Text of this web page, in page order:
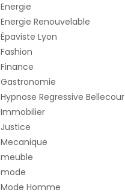
Energie
Energie Renouvelable
Épaviste Lyon
Fashion
Finance
Gastronomie
Hypnose Regressive Bellecour
Immobilier
Justice
Mecanique
meuble
mode
Mode Homme